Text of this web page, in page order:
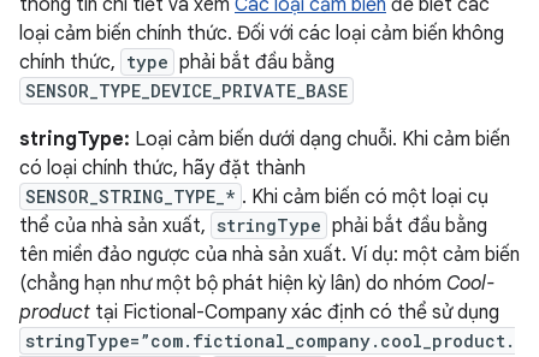
thông tin chi tiết và xem Các loại cảm biến để biết các
loại cảm biến chính thức. Đối với các loại cảm biến không
chính thức, type phải bắt đầu bằng
SENSOR_TYPE_DEVICE_PRIVATE_BASE
stringType: Loại cảm biến dưới dạng chuỗi. Khi cảm biến
có loại chính thức, hãy đặt thành
SENSOR_STRING_TYPE_* . Khi cảm biến có một loại cụ
thể của nhà sản xuất, stringType phải bắt đầu bằng
tên miền đảo ngược của nhà sản xuất. Ví dụ: một cảm biến
(chẳng hạn như một bộ phát hiện kỳ lân) do nhóm Cool-
product tại Fictional-Company xác định có thể sử dụng
stringType=”com.fictional_company.cool_product.